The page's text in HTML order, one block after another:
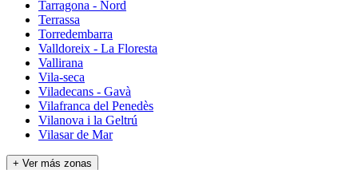
Tarragona - Nord
Terrassa
Torredembarra
Valldoreix - La Floresta
Vallirana
Vila-seca
Viladecans - Gavà
Vilafranca del Penedès
Vilanova i la Geltrú
Vilasar de Mar
+ Ver más zonas